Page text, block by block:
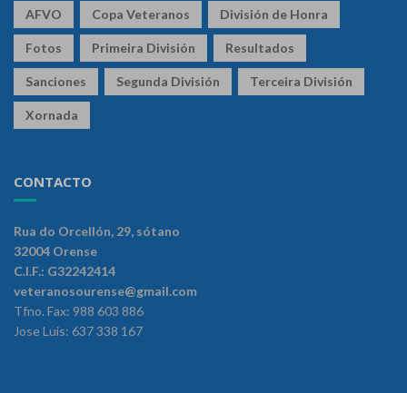
AFVO Copa Veteranos División de Honra
Fotos Primeira División Resultados
Sanciones Segunda División Terceira División
Xornada
CONTACTO
Rua do Orcellón, 29, sótano
32004 Orense
C.I.F.: G32242414
veteranosourense@gmail.com
Tfno. Fax: 988 603 886
Jose Luis: 637 338 167